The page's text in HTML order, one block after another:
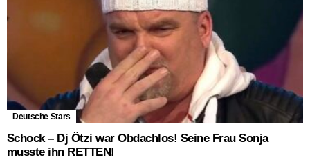
Deutsche Stars
Schock – Dj Ötzi war Obdachlos! Seine Frau Sonja
musste ihn RETTEN!